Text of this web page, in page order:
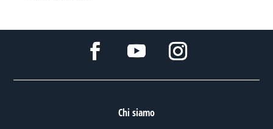
Chi siamo